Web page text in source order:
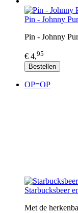
Pin - Johnny
Pin - Johnny
€ 4,95
Bestellen
OP=OP
Starbucksbeer
Met de